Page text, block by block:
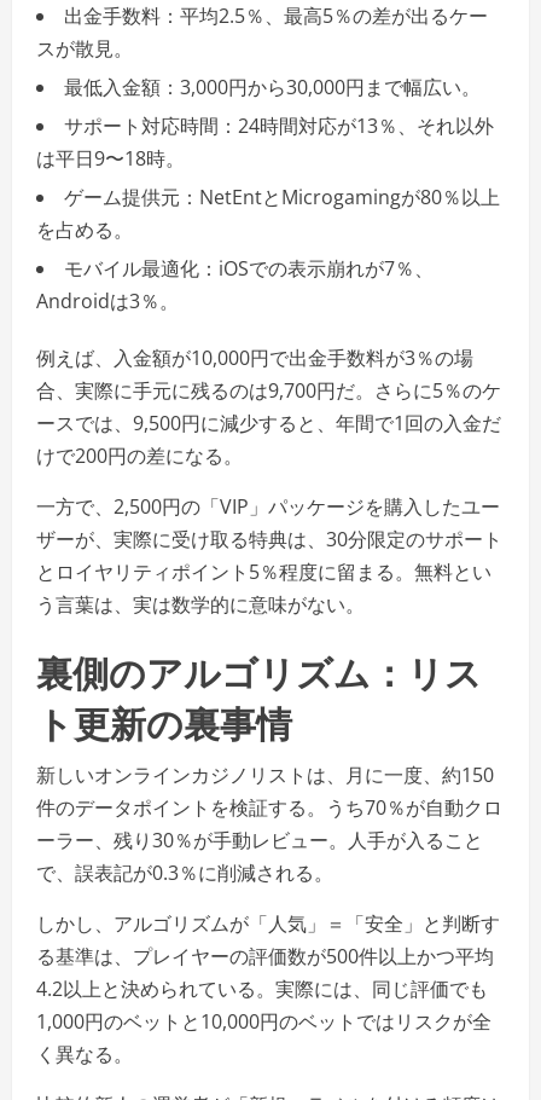
出金手数料：平均2.5％、最高5％の差が出るケー
スが散見。
最低入金額：3,000円から30,000円まで幅広い。
サポート対応時間：24時間対応が13％、それ以外
は平日9〜18時。
ゲーム提供元：NetEntとMicrogamingが80％以上
を占める。
モバイル最適化：iOSでの表示崩れが7％、
Androidは3％。
例えば、入金額が10,000円で出金手数料が3％の場
合、実際に手元に残るのは9,700円だ。さらに5％のケ
ースでは、9,500円に減少すると、年間で1回の入金だ
けで200円の差になる。
一方で、2,500円の「VIP」パッケージを購入したユー
ザーが、実際に受け取る特典は、30分限定のサポート
とロイヤリティポイント5％程度に留まる。無料とい
う言葉は、実は数学的に意味がない。
裏側のアルゴリズム：リス
ト更新の裏事情
新しいオンラインカジノリストは、月に一度、約150
件のデータポイントを検証する。うち70％が自動クロ
ーラー、残り30％が手動レビュー。人手が入ること
で、誤表記が0.3％に削減される。
しかし、アルゴリズムが「人気」＝「安全」と判断す
る基準は、プレイヤーの評価数が500件以上かつ平均
4.2以上と決められている。実際には、同じ評価でも
1,000円のベットと10,000円のベットではリスクが全
く異なる。